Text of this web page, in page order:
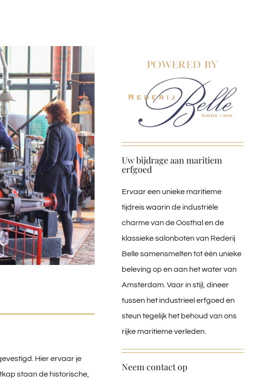
Hier ervaar je
staan de historische,
Uw bijdrage aan maritiem
erfgoed
Ervaar een unieke maritieme
tijdreis waarin de industriële
charme van de Oosthal en de
klassieke salonboten van Rederij
Belle samensmelten tot één unieke
beleving op en aan het water van
Amsterdam. Vaar in stijl, dineer
tussen het industrieel erfgoed en
steun tegelijk het behoud van ons
rijke maritieme verleden.
Neem contact op